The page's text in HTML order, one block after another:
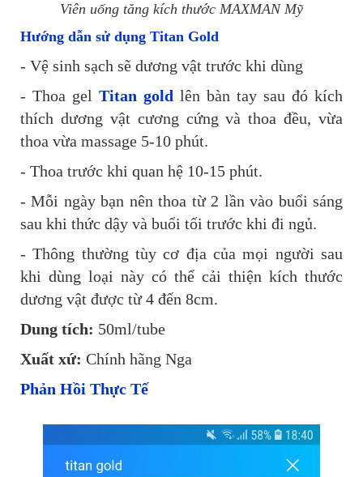
Viên uống tăng kích thước MAXMAN Mỹ
Hướng dẫn sử dụng Titan Gold
- Vệ sinh sạch sẽ dương vật trước khi dùng
- Thoa gel Titan gold lên bàn tay sau đó kích
thích dương vật cương cứng và thoa đều, vừa
thoa vừa massage 5-10 phút.
- Thoa trước khi quan hệ 10-15 phút.
- Mỗi ngày bạn nên thoa từ 2 lần vào buổi sáng
sau khi thức dậy và buổi tối trước khi đi ngủ.
- Thông thường tùy cơ địa của mọi người sau
khi dùng loại này có thể cải thiện kích thước
dương vật được từ 4 đến 8cm.
Dung tích: 50ml/tube
Xuất xứ: Chính hãng Nga
Phản Hồi Thực Tế